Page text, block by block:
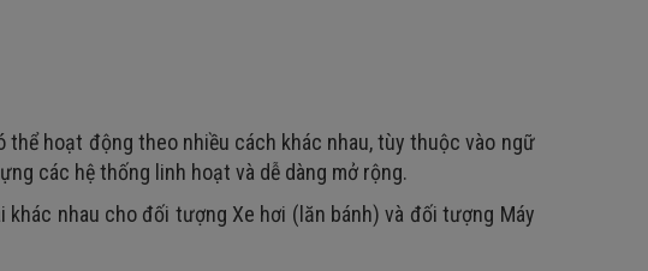
hoạt động theo nhiều cách khác nhau, tùy thuộc vào ngữ
các hệ thống linh hoạt và dễ dàng mở rộng.
nhau cho đối tượng Xe hơi (lăn bánh) và đối tượng Máy